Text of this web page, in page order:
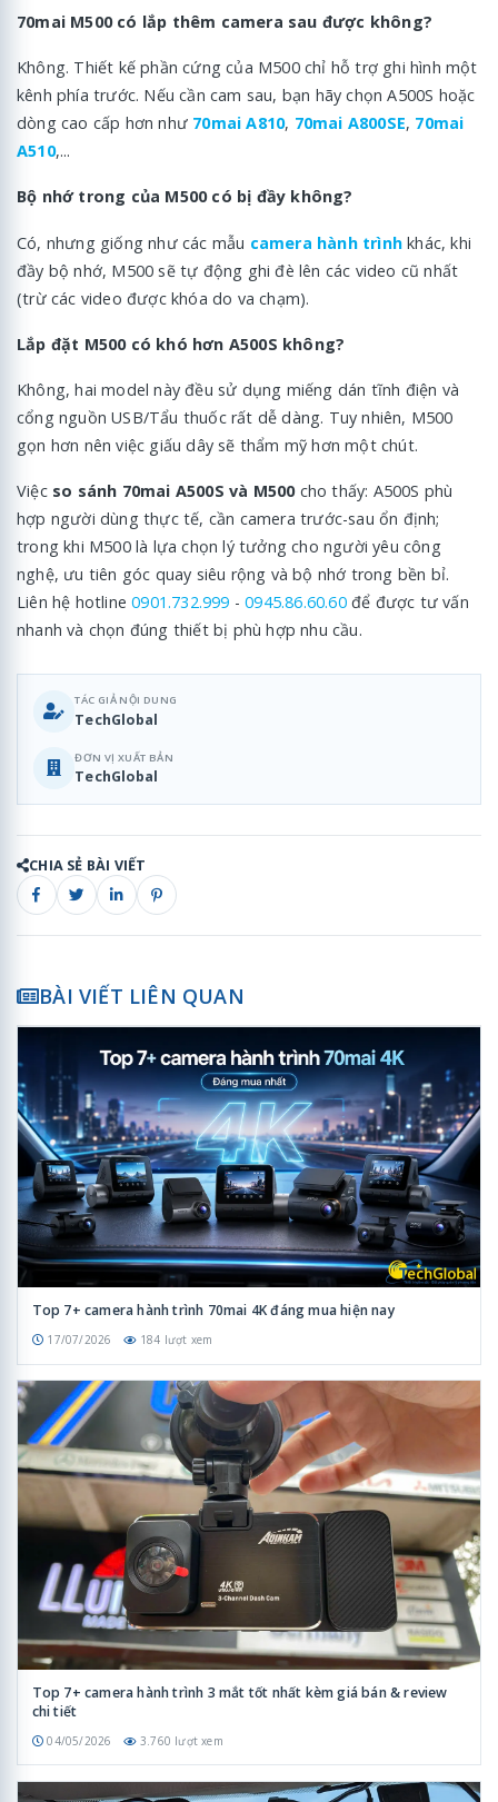
70mai M500 có lắp thêm camera sau được không?
Không. Thiết kế phần cứng của M500 chỉ hỗ trợ ghi hình một
kênh phía trước. Nếu cần cam sau, bạn hãy chọn A500S hoặc
dòng cao cấp hơn như 70mai A810, 70mai A800SE, 70mai
A510,...
Bộ nhớ trong của M500 có bị đầy không?
Có, nhưng giống như các mẫu camera hành trình khác, khi
đầy bộ nhớ, M500 sẽ tự động ghi đè lên các video cũ nhất
(trừ các video được khóa do va chạm).
Lắp đặt M500 có khó hơn A500S không?
Không, hai model này đều sử dụng miếng dán tĩnh điện và
cổng nguồn USB/Tẩu thuốc rất dễ dàng. Tuy nhiên, M500
gọn hơn nên việc giấu dây sẽ thẩm mỹ hơn một chút.
Việc so sánh 70mai A500S và M500cho thấy: A500S phù
hợp người dùng thực tế, cần camera trước-sau ổn định;
trong khi M500 là lựa chọn lý tưởng cho người yêu công
nghệ, ưu tiên góc quay siêu rộng và bộ nhớ trong bền bỉ.
Liên hệ hotline0901.732.999 -0945.86.60.60để được tư vấn
nhanh và chọn đúng thiết bị phù hợp nhu cầu.
TÁC GIẢ NỘI DUNG
TechGlobal
ĐƠN VỊ XUẤT BẢN
TechGlobal
CHIA SẺ BÀI VIẾT
BÀI VIẾT LIÊN QUAN
Top 7+ camera hành trình 70mai 4K đáng mua hiện nay
17/07/2026 184 lượt xem
Top 7+ camera hành trình 3 mắt tốt nhất kèm giá bán & review
chi tiết
04/05/2026 3.760 lượt xem